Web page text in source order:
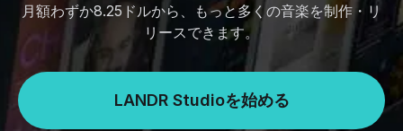
月額わずか8.25ドルから、もっと多くの音楽を制作・リ
リースできます。
LANDR Studioを始める